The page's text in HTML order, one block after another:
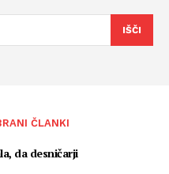
IŠČI
ČLANKI
da desničarji